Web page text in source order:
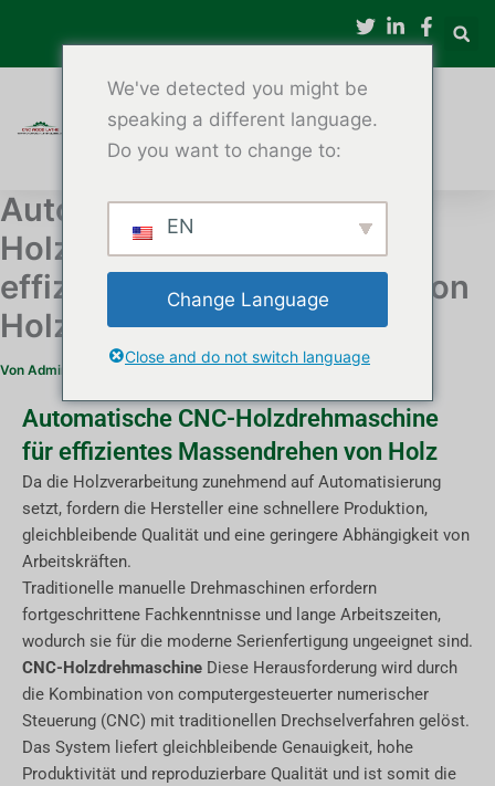
springen
Automatische CNC-
Holzdrehmaschine für
effizientes Massendrehen von
Holz
Von Administrator
Automatische CNC-Holzdrehmaschine
für effizientes Massendrehen von Holz
Da die Holzverarbeitung zunehmend auf Automatisierung
setzt, fordern die Hersteller eine schnellere Produktion,
gleichbleibende Qualität und eine geringere Abhängigkeit von
Arbeitskräften.
Traditionelle manuelle Drehmaschinen erfordern
fortgeschrittene Fachkenntnisse und lange Arbeitszeiten,
wodurch sie für die moderne Serienfertigung ungeeignet sind.
CNC-Holzdrehmaschine Diese Herausforderung wird durch
die Kombination von computergesteuerter numerischer
Steuerung (CNC) mit traditionellen Drechselverfahren gelöst.
Das System liefert gleichbleibende Genauigkeit, hohe
Produktivität und reproduzierbare Qualität und ist somit die
We've detected you might be
speaking a different language.
Do you want to change to:
EN
Change Language
Close and do not switch language